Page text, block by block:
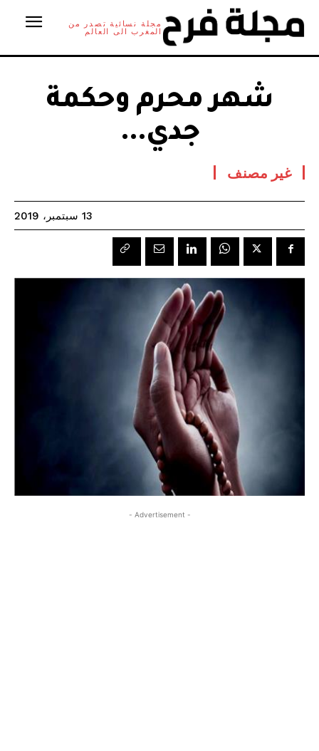
مجلة نسائية تصدر من
المغرب الى العالم
شهر محرم وحكمة
جدي…
غير مصنف
13 سبتمبر، 2019
- Advertisement -